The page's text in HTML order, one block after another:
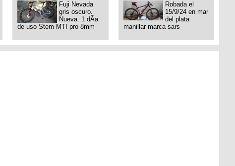
Fuji Nevada
gris oscuro.
Nueva. 1 dÃ­a
de uso Stem MTI pro 8mm
Robada el
15/9/24 en mar
del plata
manillar marca sars